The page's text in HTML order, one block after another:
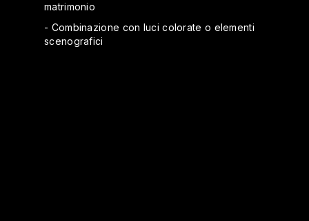
matrimonio
- Combinazione con luci colorate o elementi
scenografici